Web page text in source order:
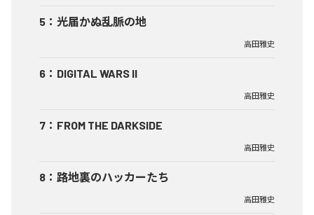
5 ： 光届かぬ乱脈の地
高田雅史
6 ： DIGITAL WARS II
高田雅史
7 ： FROM THE DARKSIDE
高田雅史
8 ： 路地裏のハッカーたち
高田雅史